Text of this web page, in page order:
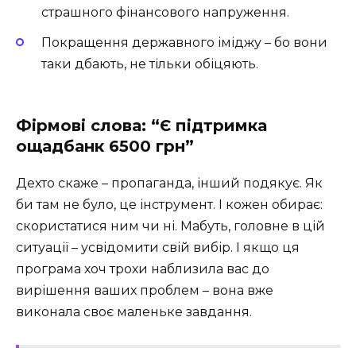
страшного фінансового напруження.
Покращення державного іміджу – бо вони
таки дбають, не тільки обіцяють.
Фірмові слова: “Є підтримка
ощадбанк 6500 грн”
Дехто скаже – пропаганда, інший подякує. Як
би там не було, це інструмент. І кожен обирає:
скористатися ним чи ні. Мабуть, головне в цій
ситуації – усвідомити свій вибір. І якщо ця
програма хоч трохи наблизила вас до
вирішення ваших проблем – вона вже
виконала своє маленьке завдання.